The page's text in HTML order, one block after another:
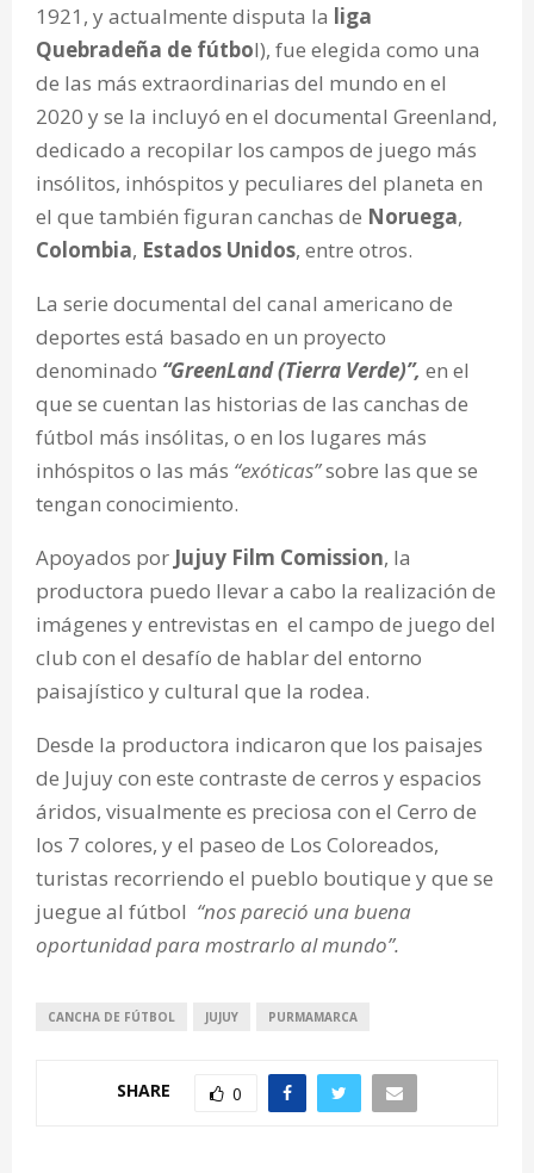
1921, y actualmente disputa la liga
Quebradeña de fútbol), fue elegida como una
de las más extraordinarias del mundo en el
2020 y se la incluyó en el documental Greenland,
dedicado a recopilar los campos de juego más
insólitos, inhóspitos y peculiares del planeta en
el que también figuran canchas de Noruega,
Colombia, Estados Unidos, entre otros.
La serie documental del canal americano de
deportes está basado en un proyecto
denominado “GreenLand (Tierra Verde)”, en el
que se cuentan las historias de las canchas de
fútbol más insólitas, o en los lugares más
inhóspitos o las más “exóticas”sobre las que se
tengan conocimiento.
Apoyados por Jujuy Film Comission, la
productora puedo llevar a cabo la realización de
imágenes y entrevistas en el campo de juego del
club con el desafío de hablar del entorno
paisajístico y cultural que la rodea.
Desde la productora indicaron que los paisajes
de Jujuy con este contraste de cerros y espacios
áridos, visualmente es preciosa con el Cerro de
los 7 colores, y el paseo de Los Coloreados,
turistas recorriendo el pueblo boutique y que se
juegue al fútbol “nos pareció una buena
oportunidad para mostrarlo al mundo”.
CANCHA DE FÚTBOL JUJUY PURMAMARCA
SHARE 0